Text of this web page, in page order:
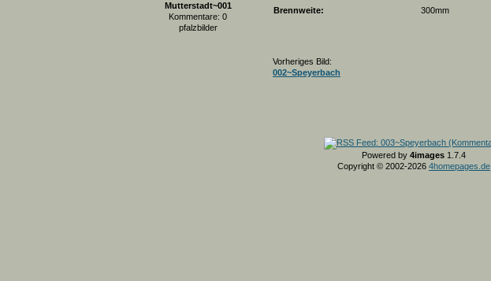
Mutterstadt~001
Kommentare: 0
pfalzbilder
Brennweite:
300mm
Vorheriges Bild:
002~Speyerbach
Powered by 4images 1.7.4
Copyright © 2002-2026 4homepages.de